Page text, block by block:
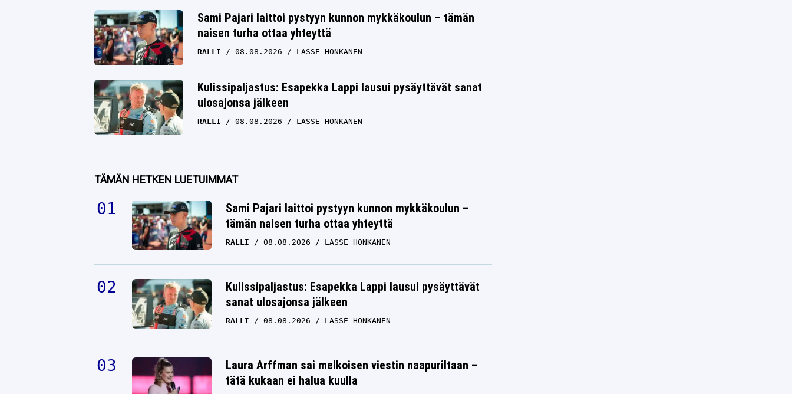
Sami Pajari laittoi pystyyn kunnon mykkäkoulun – tämän
naisen turha ottaa yhteyttä
RALLI 08.08.2026 LASSE HONKANEN
Kulissipaljastus: Esapekka Lappi lausui pysäyttävät sanat
ulosajonsa jälkeen
RALLI 08.08.2026 LASSE HONKANEN
TÄMÄN HETKEN LUETUIMMAT
Sami Pajari laittoi pystyyn kunnon mykkäkoulun –
tämän naisen turha ottaa yhteyttä
RALLI 08.08.2026 LASSE HONKANEN
Kulissipaljastus: Esapekka Lappi lausui pysäyttävät
sanat ulosajonsa jälkeen
RALLI 08.08.2026 LASSE HONKANEN
Laura Arffman sai melkoisen viestin naapuriltaan –
tätä kukaan ei halua kuulla